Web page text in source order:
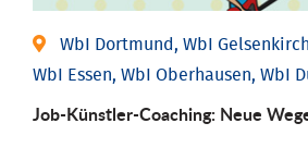
WbI Dortmund, WbI
WbI Essen, WbI Oberhausen, WbI
Job-Künstler-Coaching: Neue